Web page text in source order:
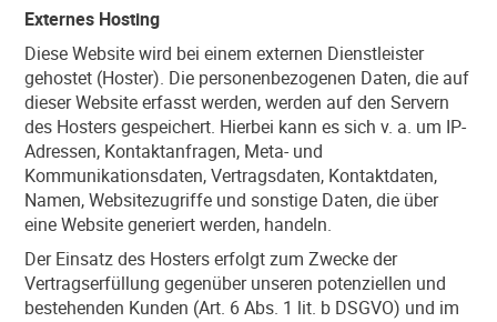
Externes Hosting
Diese Website wird bei einem externen Dienstleister
gehostet (Hoster). Die personenbezogenen Daten, die auf
dieser Website erfasst werden, werden auf den Servern
des Hosters gespeichert. Hierbei kann es sich v. a. um IP-
Adressen, Kontaktanfragen, Meta- und
Kommunikationsdaten, Vertragsdaten, Kontaktdaten,
Namen, Websitezugriffe und sonstige Daten, die über
eine Website generiert werden, handeln.
Der Einsatz des Hosters erfolgt zum Zwecke der
Vertragserfüllung gegenüber unseren potenziellen und
bestehenden Kunden (Art. 6 Abs. 1 lit. b DSGVO) und im